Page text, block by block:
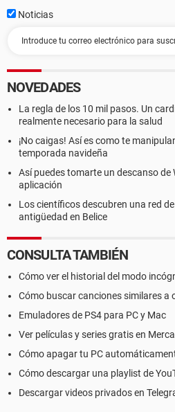
Noticias
NOVEDADES
La regla de los 10 mil pasos. Un
realmente necesario para la salud
¡No caigas! Así es como te
temporada navideña
Así puedes tomarte un descanso de
aplicación
Los científicos descubren una red
antigüedad en Belice
CONSULTA TAMBIÉN
Cómo ver el historial del modo
Cómo buscar canciones similares a
Emuladores de PS4 para PC y Mac
Ver películas y series gratis en
Cómo apagar tu PC
Cómo descargar una playlist de
Descargar videos privados en